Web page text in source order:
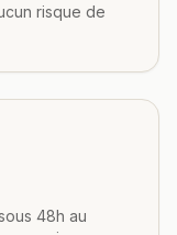
risque de
48h au